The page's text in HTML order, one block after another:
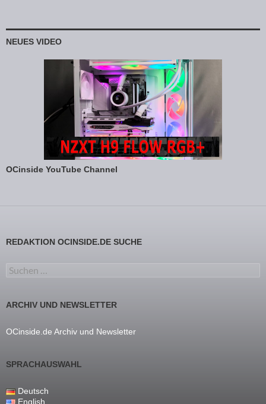
NEUES VIDEO
OCinside YouTube Channel
REDAKTION OCINSIDE.DE SUCHE
Suchen nach:
ARCHIV UND NEWSLETTER
OCinside.de Archiv und Newsletter
SPRACHAUSWAHL
Deutsch
English